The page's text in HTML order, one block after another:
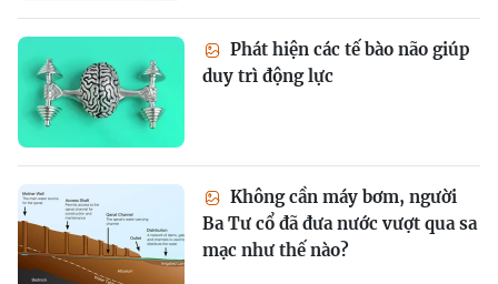
Phát hiện các tế bào não giúp
duy trì động lực
Không cần máy bơm, người
Ba Tư cổ đã đưa nước vượt qua sa
mạc như thế nào?